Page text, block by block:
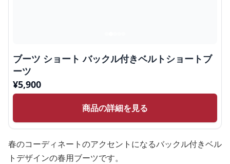
ブーツ ショート バックル付きベルトショートブ
ーツ
¥5,900
商品の詳細を見る
春のコーディネートのアクセントになるバックル付きベル
トデザインの春用ブーツです。